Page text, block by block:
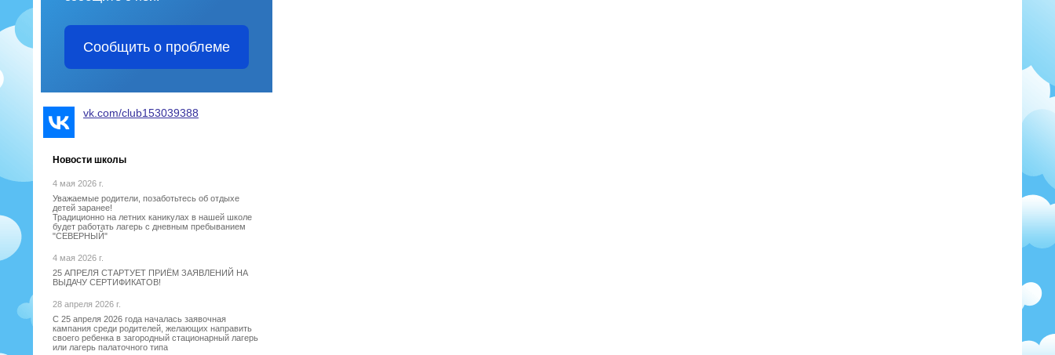
Сообщить о проблеме
vk.com/club153039388
Новости школы
4 мая 2026 г.
Уважаемые родители, позаботьтесь об отдыхе
детей заранее!
Традиционно на летних каникулах в нашей школе
будет работать лагерь с дневным пребыванием
"СЕВЕРНЫЙ"
4 мая 2026 г.
25 АПРЕЛЯ СТАРТУЕТ ПРИЁМ ЗАЯВЛЕНИЙ НА
ВЫДАЧУ СЕРТИФИКАТОВ!
28 апреля 2026 г.
С 25 апреля 2026 года началась заявочная
кампания среди родителей, желающих направить
своего ребенка в загородный стационарный лагерь
или лагерь палаточного типа